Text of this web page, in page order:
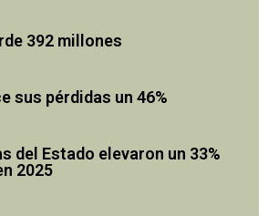
392 millones
sus pérdidas un 46%
del Estado elevaron un 33%
2025